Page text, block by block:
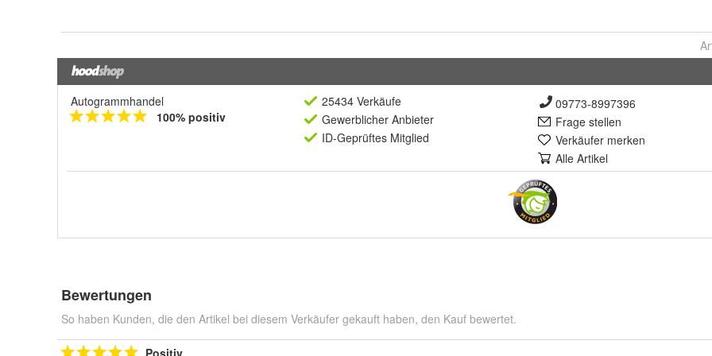
Autogrammhandel
100% positiv
25434 Verkäufe
Gewerblicher Anbieter
ID-Geprüftes Mitglied
09773-8997396
Frage stellen
Verkäufer merken
Alle Artikel
Bewertungen
So haben Kunden, die den Artikel bei diesem Verkäufer gekauft haben, den Kauf bewertet.
Positiv